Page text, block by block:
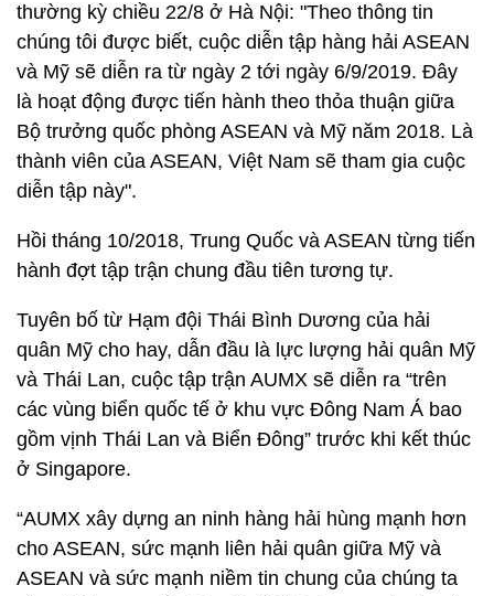
thường kỳ chiều 22/8 ở Hà Nội: "Theo thông tin
chúng tôi được biết, cuộc diễn tập hàng hải ASEAN
và Mỹ sẽ diễn ra từ ngày 2 tới ngày 6/9/2019. Đây
là hoạt động được tiến hành theo thỏa thuận giữa
Bộ trưởng quốc phòng ASEAN và Mỹ năm 2018. Là
thành viên của ASEAN, Việt Nam sẽ tham gia cuộc
diễn tập này".
Hồi tháng 10/2018, Trung Quốc và ASEAN từng tiến
hành đợt tập trận chung đầu tiên tương tự.
Tuyên bố từ Hạm đội Thái Bình Dương của hải
quân Mỹ cho hay, dẫn đầu là lực lượng hải quân Mỹ
và Thái Lan, cuộc tập trận AUMX sẽ diễn ra “trên
các vùng biển quốc tế ở khu vực Đông Nam Á bao
gồm vịnh Thái Lan và Biển Đông” trước khi kết thúc
ở Singapore.
“AUMX xây dựng an ninh hàng hải hùng mạnh hơn
cho ASEAN, sức mạnh liên hải quân giữa Mỹ và
ASEAN và sức mạnh niềm tin chung của chúng ta